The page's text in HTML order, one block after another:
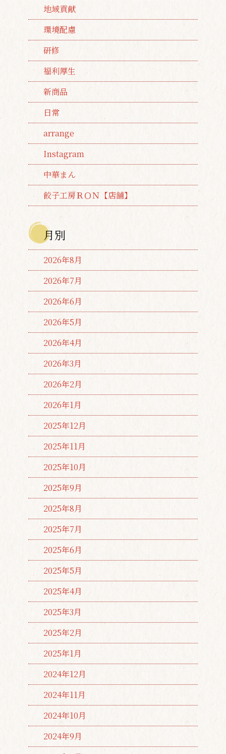
地域貢献
環境配慮
研修
福利厚生
新商品
日常
arrange
Instagram
中華まん
餃子工房ＲＯＮ【店舗】
月別
2026年8月
2026年7月
2026年6月
2026年5月
2026年4月
2026年3月
2026年2月
2026年1月
2025年12月
2025年11月
2025年10月
2025年9月
2025年8月
2025年7月
2025年6月
2025年5月
2025年4月
2025年3月
2025年2月
2025年1月
2024年12月
2024年11月
2024年10月
2024年9月